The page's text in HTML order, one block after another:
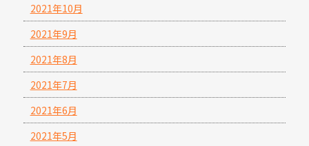
2021年10月
2021年9月
2021年8月
2021年7月
2021年6月
2021年5月